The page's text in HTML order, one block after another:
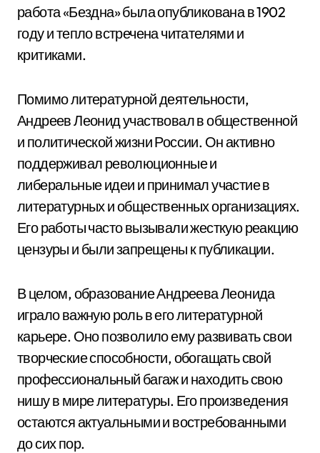
работа «Бездна» была опубликована в 1902
году и тепло встречена читателями и
критиками.
Помимо литературной деятельности,
Андреев Леонид участвовал в общественной
и политической жизни России. Он активно
поддерживал революционные и
либеральные идеи и принимал участие в
литературных и общественных организациях.
Его работы часто вызывали жесткую реакцию
цензуры и были запрещены к публикации.
В целом, образование Андреева Леонида
играло важную роль в его литературной
карьере. Оно позволило ему развивать свои
творческие способности, обогащать свой
профессиональный багаж и находить свою
нишу в мире литературы. Его произведения
остаются актуальными и востребованными
до сих пор.